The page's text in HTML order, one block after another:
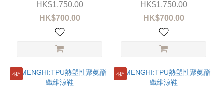
HK$700.00
HK$1,750.00
HK$700.00
HK$1,750.00
4折 4折